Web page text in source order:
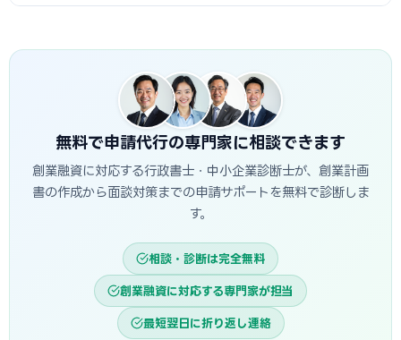
資実行までおおむね3週間〜1.5か月程度が目安です。信用保
証協会・制度融資は金融機関と保証協会の二段階審査のた
め、もう少し時間がかかる場合があります。創業スケジュール
から逆算し、早めに準備を始めることが重要です。
無料で申請代行の専門家に相談できます
創業融資に対応する行政書士・中小企業診断士が、創業計画
書の作成から面談対策までの申請サポートを無料で診断しま
す。
相談・診断は完全無料
創業融資に対応する専門家が担当
最短翌日に折り返し連絡